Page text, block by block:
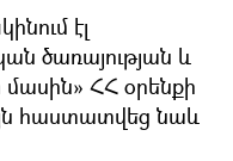
էլ
ծառայության և
ՀՀ օրենքի
հաստատվեց նաև